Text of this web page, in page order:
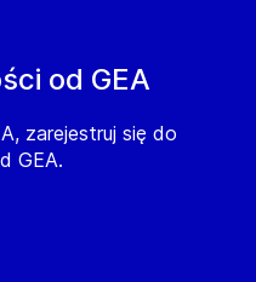
od GEA
zarejestruj się do
GEA.